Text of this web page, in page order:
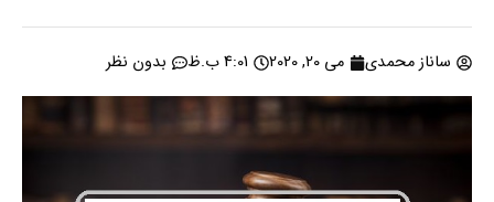
ساناز محمدی می 20, 2020 4:01 ب.ظ بدون نظر